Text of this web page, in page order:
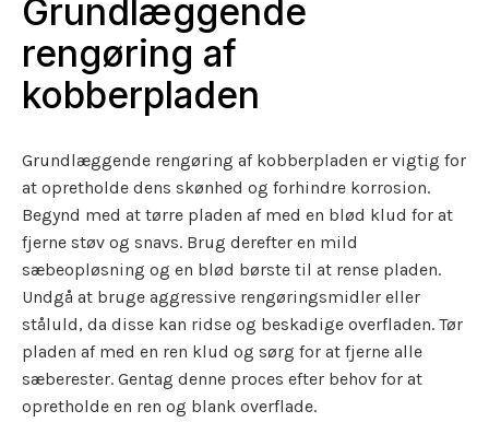
Grundlæggende
rengøring af
kobberpladen
Grundlæggende rengøring af kobberpladen er vigtig for
at opretholde dens skønhed og forhindre korrosion.
Begynd med at tørre pladen af med en blød klud for at
fjerne støv og snavs. Brug derefter en mild
sæbeopløsning og en blød børste til at rense pladen.
Undgå at bruge aggressive rengøringsmidler eller
ståluld, da disse kan ridse og beskadige overfladen. Tør
pladen af med en ren klud og sørg for at fjerne alle
sæberester. Gentag denne proces efter behov for at
opretholde en ren og blank overflade.